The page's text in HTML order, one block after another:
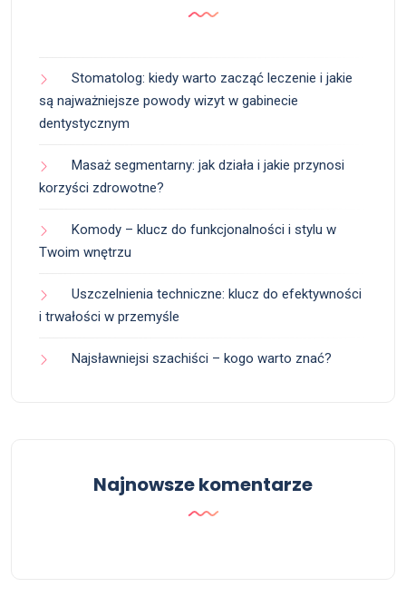
Stomatolog: kiedy warto zacząć leczenie i jakie
są najważniejsze powody wizyt w gabinecie
dentystycznym
Masaż segmentarny: jak działa i jakie przynosi
korzyści zdrowotne?
Komody – klucz do funkcjonalności i stylu w
Twoim wnętrzu
Uszczelnienia techniczne: klucz do efektywności
i trwałości w przemyśle
Najsławniejsi szachiści – kogo warto znać?
Najnowsze komentarze